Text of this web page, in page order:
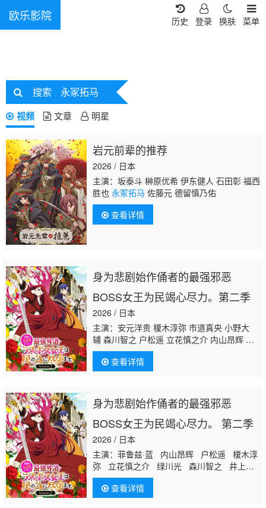
欧乐影院 菜单
换肤
登录
历史
搜索 永冢拓马
视频 文章 明星
岩元前辈的推荐
2026 / 日本
主演：坂泰斗 榊原优希 伊东健人 石田彰 福西
胜也 永冢拓马 佐藤元 德留慎乃佑
查看详情
身为悲剧始作俑者的最强邪恶
BOSS女王为民竭心尽力。第二季
2026 / 日本
主演：安元洋贵 榎木淳弥 市道真央 小野大
辅 森川智之 户松遥 立花慎之介 内山昂辉 下
野纮 绿川光 铃木崚汰 井上喜久子
游佐浩二 石上静香 诹访部顺一 关俊彦 菲
鲁兹·蓝
查看详情
身为悲剧始作俑者的最强邪恶
BOSS女王为民竭心尽力。 第二季
2026 / 日本
主演：菲鲁兹·蓝 内山昂辉 户松遥 榎木淳
弥 立花慎之介 绿川光 森川智之 井上喜
久子 游佐浩二 安元洋贵 关俊彦 小野大
辅永冢拓马下野纮 铃木崚汰 诹访部顺
一 市道真央 石上静香
查看详情